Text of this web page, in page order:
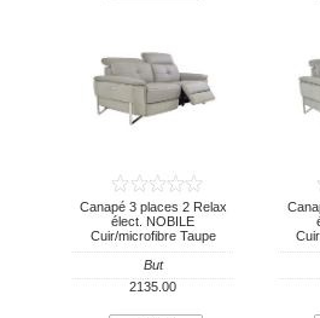
Canapé 3 places 2 Relax
élect. NOBILE
Cuir/microfibre Taupe
But
2135.00